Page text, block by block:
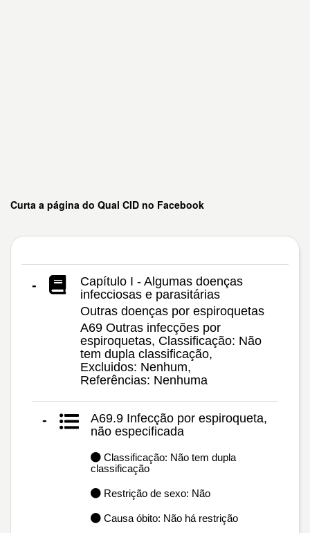
Curta a página do Qual CID no Facebook
-
Capítulo I - Algumas doenças
infecciosas e parasitárias
Outras doenças por espiroquetas
A69 Outras infecções por
espiroquetas, Classificação: Não
tem dupla classificação,
Excluidos: Nenhum,
Referências: Nenhuma
-
A69.9 Infecção por espiroqueta,
não especificada
Classificação: Não tem dupla
classificação
Restrição de sexo: Não
Causa óbito: Não há restrição